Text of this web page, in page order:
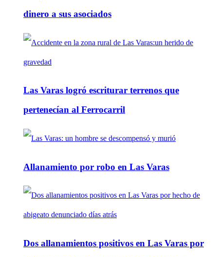
dinero a sus asociados
Las Varas logró escriturar terrenos que
pertenecían al Ferrocarril
Allanamiento por robo en Las Varas
Dos allanamientos positivos en Las Varas por